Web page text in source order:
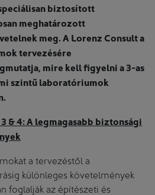
biztosított
meghatározott
meg. A Lorenz Consult a
tervezésére
mire kell figyelni a 3-as
szintű laboratóriumok
& 4: A legmagasabb biztonsági
a tervezéstől a
különleges követelmények
foglalják az építészeti és